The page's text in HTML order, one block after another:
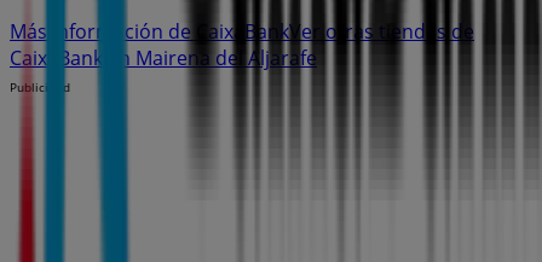
Más información de CaixaBankVer otras tiendas de
CaixaBank en Mairena del Aljarafe
Publicidad